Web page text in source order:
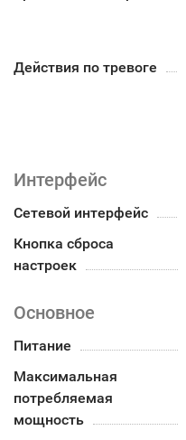
Действия по тревоге
Интерфейс
Сетевой интерфейс
Кнопка сброса
настроек
Основное
Питание
Максимальная
потребляемая
мощность